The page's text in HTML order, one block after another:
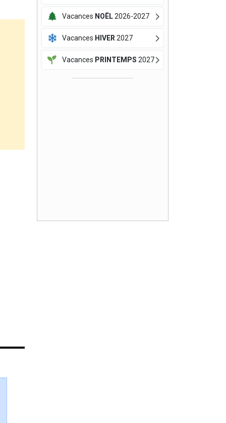
Vacances NOËL2026-2027
Vacances HIVER 2027
Vacances PRINTEMPS 2027